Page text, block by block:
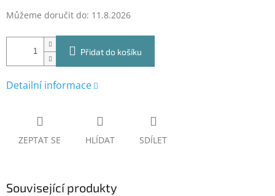
Můžeme doručit do: 11.8.2026
Přidat do košíku
Detailní informace
ZEPTAT SE HLÍDAT SDÍLET
Související produkty